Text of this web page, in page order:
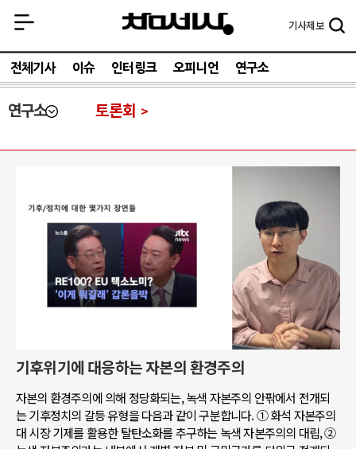
기사제보
전체기사 이슈 인터링크 오피니언 연구소
연구소 토론회
기후위기에 대응하는 자본의 환경주의
자본의 환경주의에 의해 정당화되는, 녹색 자본주의 안팎에서 전개되
는 기후정치의 갈등 유형을 다음과 같이 구분합니다. ① 화석 자본주의
대 시장 기제를 활용한 탈탄소화를 추구하는 녹색 자본주의의 대립, ②